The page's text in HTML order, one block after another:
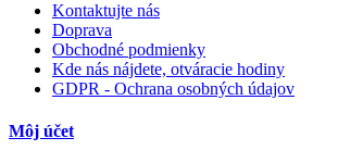
Kontaktujte nás
Doprava
Obchodné podmienky
Kde nás nájdete, otváracie hodiny
GDPR - Ochrana osobných údajov
Môj účet